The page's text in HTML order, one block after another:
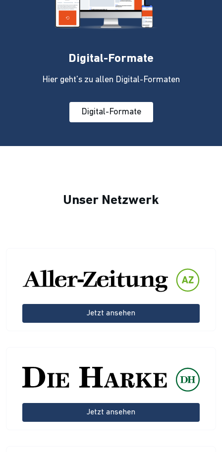
Digital-Formate
Hier geht's zu allen Digital-Formaten
Digital-Formate
Unser Netzwerk
Jetzt ansehen
Jetzt ansehen